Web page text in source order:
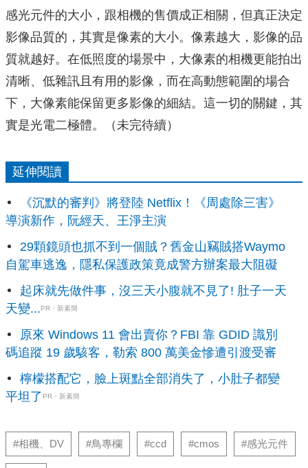
感光元件的大小，跟相機的售價成正相關，但真正決定
影像品質的，其實是像素的大小。像素越大，影像的品
質就越好。在低照度的場景中，大像素的相機更能拍出
清晰、低雜訊且有用的影像，而在高動態範圍的場合
下，大像素能保留更多影像的細結。這一切的關鍵，其
實是光電二極體。（未完待續）
延伸閱讀
《沉默的審判》將登陸 Netflix！《周處除三害》
導演新作，阮經天、王淨主演
29顆鏡頭也抓不到一個賊？舊金山竊賊搭Waymo
自駕車逃逸，隱私保護政策竟成警方辦案最大阻礙
起床就先做件事，沒三天小腹就不見了! 肚子一天
天變...PR・新素簡
原來 Windows 11 會出賣你？FBI 靠 GDID 識別
碼追蹤 19 歲駭客，勒索 800 萬美金慘遭引渡受審
檸檬搭配它，臉上斑點全部消失了，小肚子都變
平坦了 PR・新素簡
#相機、DV #鳥專欄 #ccd #cmos #感光元件